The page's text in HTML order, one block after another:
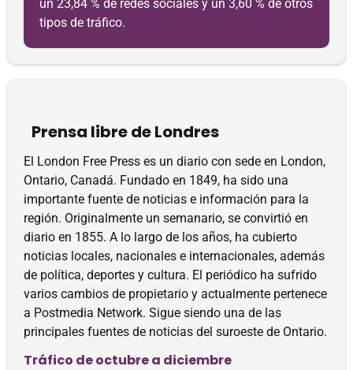
un 23,84 % de redes sociales y un 3,60 % de otros
tipos de tráfico.
Prensa libre de Londres
El London Free Press es un diario con sede en London,
Ontario, Canadá. Fundado en 1849, ha sido una
importante fuente de noticias e información para la
región. Originalmente un semanario, se convirtió en
diario en 1855. A lo largo de los años, ha cubierto
noticias locales, nacionales e internacionales, además
de política, deportes y cultura. El periódico ha sufrido
varios cambios de propietario y actualmente pertenece
a Postmedia Network. Sigue siendo una de las
principales fuentes de noticias del suroeste de Ontario.
Tráfico de octubre a diciembre